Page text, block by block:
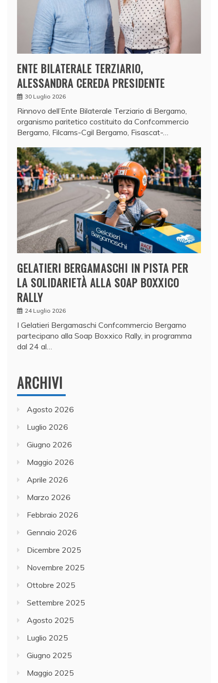
ENTE BILATERALE TERZIARIO,
ALESSANDRA CEREDA PRESIDENTE
30 Luglio 2026
Rinnovo dell’Ente Bilaterale Terziario di Bergamo,
organismo paritetico costituito da Confcommercio
Bergamo, Filcams-Cgil Bergamo, Fisascat-…
GELATIERI BERGAMASCHI IN PISTA PER
LA SOLIDARIETÀ ALLA SOAP BOXXICO
RALLY
24 Luglio 2026
I Gelatieri Bergamaschi Confcommercio Bergamo
partecipano alla Soap Boxxico Rally, in programma
dal 24 al…
ARCHIVI
Agosto 2026
Luglio 2026
Giugno 2026
Maggio 2026
Aprile 2026
Marzo 2026
Febbraio 2026
Gennaio 2026
Dicembre 2025
Novembre 2025
Ottobre 2025
Settembre 2025
Agosto 2025
Luglio 2025
Giugno 2025
Maggio 2025